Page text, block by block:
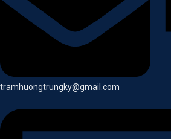
tramhuongtrungky@gmail.com